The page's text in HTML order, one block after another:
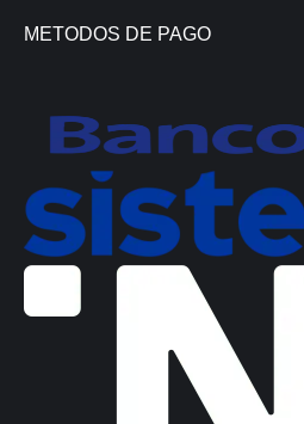
METODOS DE PAGO